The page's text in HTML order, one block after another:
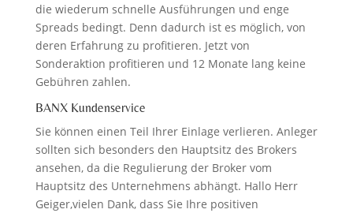
die wiederum schnelle Ausführungen und enge
Spreads bedingt. Denn dadurch ist es möglich, von
deren Erfahrung zu profitieren. Jetzt von
Sonderaktion profitieren und 12 Monate lang keine
Gebühren zahlen.
BANX Kundenservice
Sie können einen Teil Ihrer Einlage verlieren. Anleger
sollten sich besonders den Hauptsitz des Brokers
ansehen, da die Regulierung der Broker vom
Hauptsitz des Unternehmens abhängt. Hallo Herr
Geiger,vielen Dank, dass Sie Ihre positiven